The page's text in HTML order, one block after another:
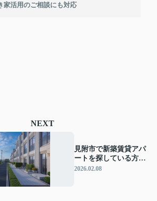
家活用のご相談にも対応
NEXT
見附市で新築賃貸アパ
ートを探している方必
見！見附市の住みやす
2026.02.08